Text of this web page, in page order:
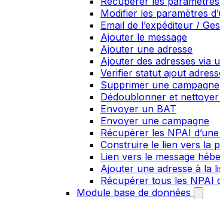
Modifier les paramètres
Email de l’expéditeur /
Ajouter le message
Ajouter une adresse
Ajouter des adresses via
Verifier statut ajout
Supprimer une campagne
Dédoublonner et
Envoyer un BAT
Envoyer une campagne
Récupérer les NPAI
Construire le lien vers la
Lien vers le message
Ajouter une adresse à la
Récupérer tous les NPAI
Module base de données